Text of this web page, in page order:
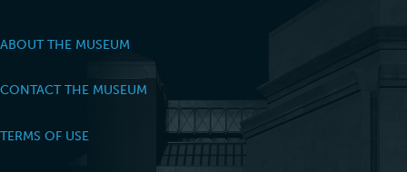
ABOUT THE MUSEUM
CONTACT THE MUSEUM
TERMS OF USE